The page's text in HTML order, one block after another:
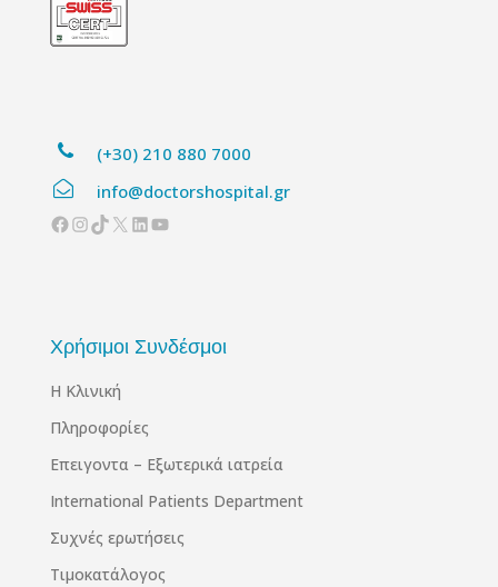
(+30) 210 880 7000
info@doctorshospital.gr
Facebook
Instagram
TikTok
X Linkedin
YouTube
Χρήσιμοι Συνδέσμοι
Η Κλινική
Πληροφορίες
Επειγοντα – Εξωτερικά ιατρεία
International Patients Department
Συχνές ερωτήσεις
Τιμοκατάλογος